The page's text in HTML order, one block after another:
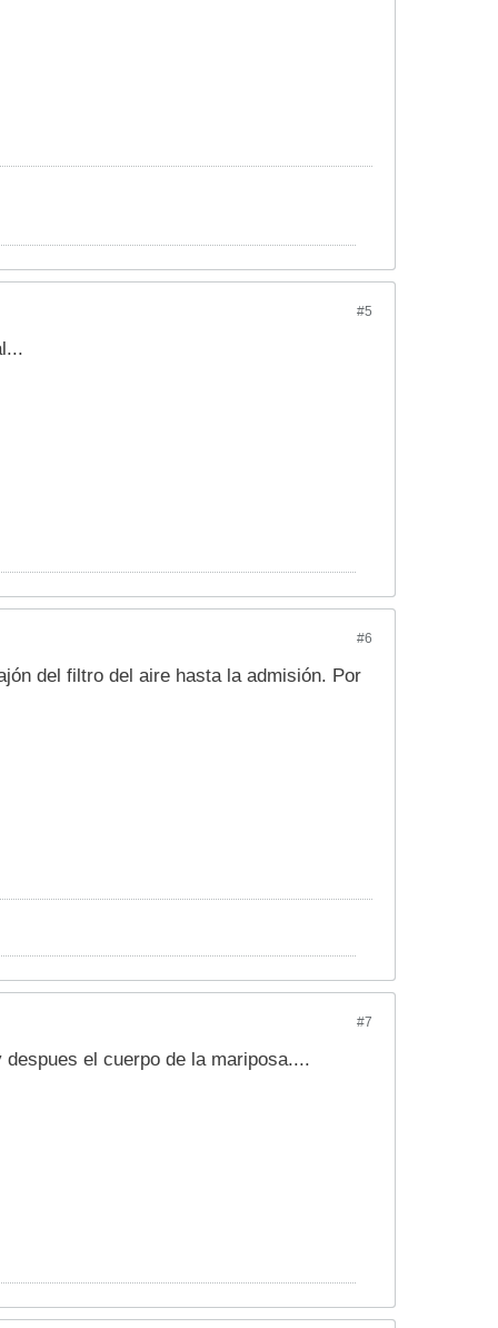
#5
#6
del filtro del aire hasta la admisión. Por
#7
el cuerpo de la mariposa....